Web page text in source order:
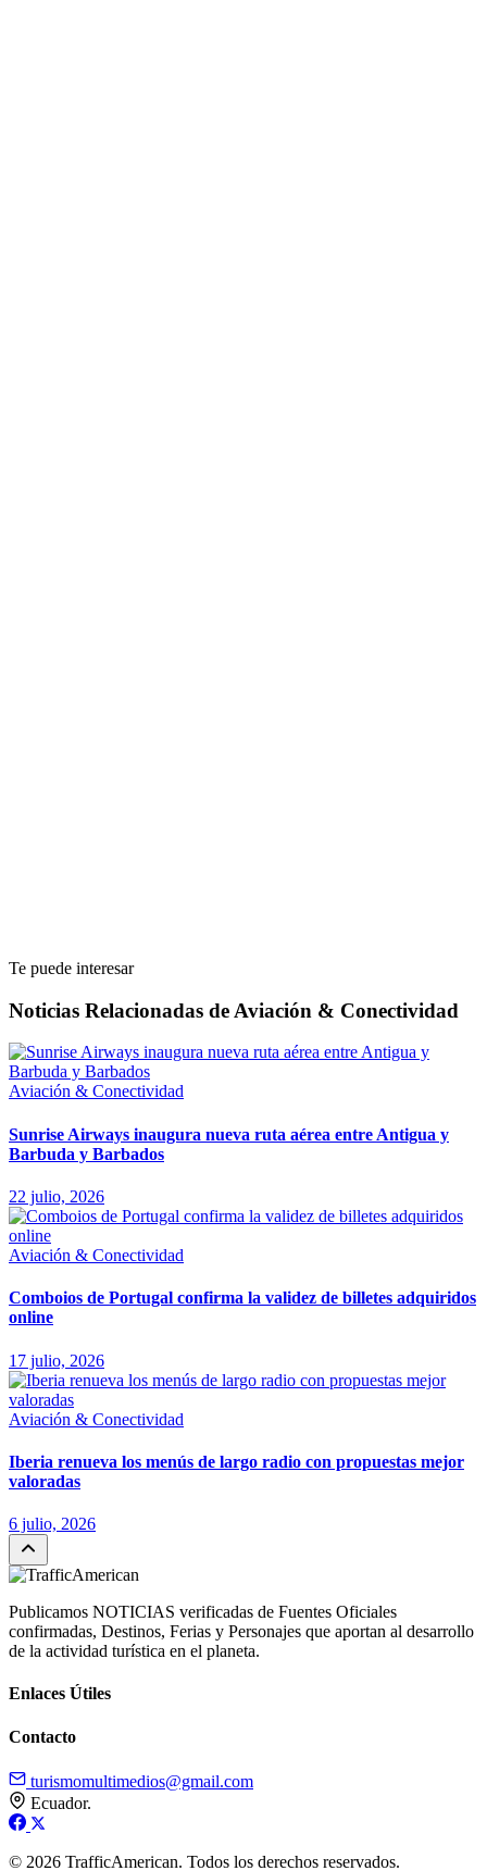
Te puede interesar
Noticias Relacionadas de Aviación & Conectividad
Aviación & Conectividad
Sunrise Airways inaugura nueva ruta aérea entre Antigua y
Barbuda y Barbados
22 julio, 2026
Aviación & Conectividad
Comboios de Portugal confirma la validez de billetes adquiridos
online
17 julio, 2026
Aviación & Conectividad
Iberia renueva los menús de largo radio con propuestas mejor
valoradas
6 julio, 2026
Publicamos NOTICIAS verificadas de Fuentes Oficiales
confirmadas, Destinos, Ferias y Personajes que aportan al desarrollo
de la actividad turística en el planeta.
Enlaces Útiles
Contacto
turismomultimedios@gmail.com
Ecuador.
© 2026 TrafficAmerican. Todos los derechos reservados.